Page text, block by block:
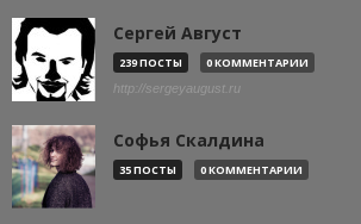
Сергей Август
239 ПОСТЫ 0 КОММЕНТАРИИ
http://sergeyaugust.ru
Софья Скалдина
35 ПОСТЫ 0 КОММЕНТАРИИ